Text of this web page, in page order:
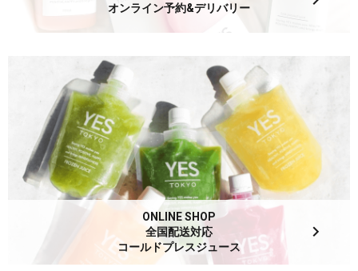
オンライン予約&デリバリー
ONLINE SHOP
全国配送対応
コールドプレスジュース